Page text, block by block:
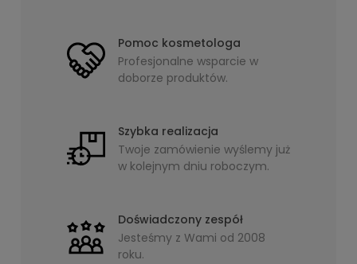
Pomoc kosmetologa
Profesjonalne wsparcie w
doborze produktów.
Szybka realizacja
Twoje zamówienie wyślemy już
w kolejnym dniu roboczym.
Doświadczony zespół
Jesteśmy z Wami od 2008
roku.